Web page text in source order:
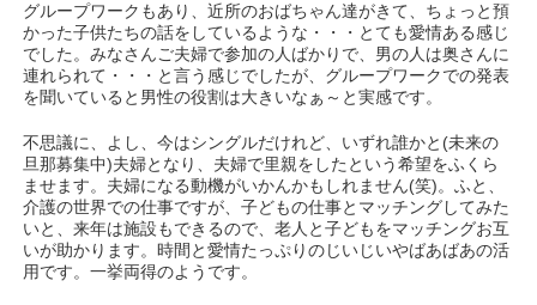
グループワークもあり、近所のおばちゃん達がきて、ちょっと預
かった子供たちの話をしているような・・・とても愛情ある感じ
でした。みなさんご夫婦で参加の人ばかりで、男の人は奥さんに
連れられて・・・と言う感じでしたが、グループワークでの発表
を聞いていると男性の役割は大きいなぁ～と実感です。
不思議に、よし、今はシングルだけれど、いずれ誰かと(未来の
旦那募集中)夫婦となり、夫婦で里親をしたという希望をふくら
ませます。夫婦になる動機がいかんかもしれません(笑)。ふと、
介護の世界での仕事ですが、子どもの仕事とマッチングしてみた
いと、来年は施設もできるので、老人と子どもをマッチングお互
いが助かります。時間と愛情たっぷりのじいじいやばあばあの活
用です。一挙両得のようです。